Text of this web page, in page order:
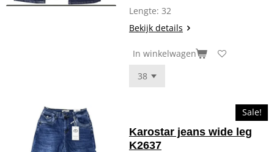
Lengte: 32
Bekijk details
In winkelwagen
Sale!
Karostar jeans wide leg
K2637